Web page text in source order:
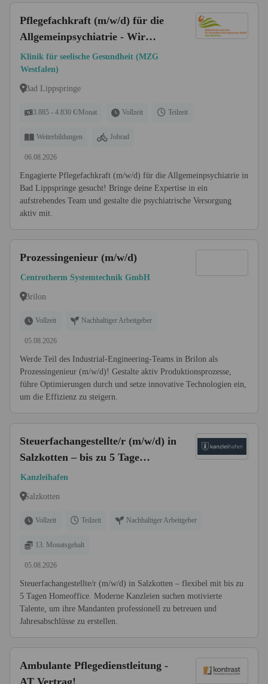
Pflegefachkraft (m/w/d) für die
Allgemeinpsychiatrie - Wir
freuen uns auf Dich!
Klinik für seelische Gesundheit (MZG
Westfalen)
Bad Lippspringe
3.885 - 4.830 €/Monat Vollzeit Teilzeit
Weiterbildungen Jobrad
06.08.2026
Engagierte Pflegefachkraft (m/w/d) für die Allgemeinpsychiatrie in
Bad Lippspringe gesucht! Bringe deine Expertise in ein
aufstrebendes Team und gestalte die psychiatrische Versorgung
aktiv mit.
Prozessingenieur (m/w/d)
Centrotherm Systemtechnik GmbH
Brilon
Vollzeit Nachhaltiger Arbeitgeber
05.08.2026
Werde Teil des Industrial-Engineering-Teams in Brilon als
Prozessingenieur (m/w/d)! Gestalte aktiv Produktionsprozesse,
führe Optimierungen durch und setze innovative Technologien ein,
um die Effizienz zu steigern.
Steuerfachangestellte/r (m/w/d) in
Salzkotten – bis zu 5 Tage
Homeoffice
Kanzleihafen
Salzkotten
Vollzeit Teilzeit Nachhaltiger Arbeitgeber
13. Monatsgehalt
05.08.2026
Steuerfachangestellte/r (m/w/d) in Salzkotten – flexibel mit bis zu
5 Tagen Homeoffice. Moderne Kanzleien suchen motivierte
Talente, um ihre Mandanten professionell zu betreuen und
Jahresabschlüsse zu erstellen.
Ambulante Pflegedienstleitung -
AT Vertrag!